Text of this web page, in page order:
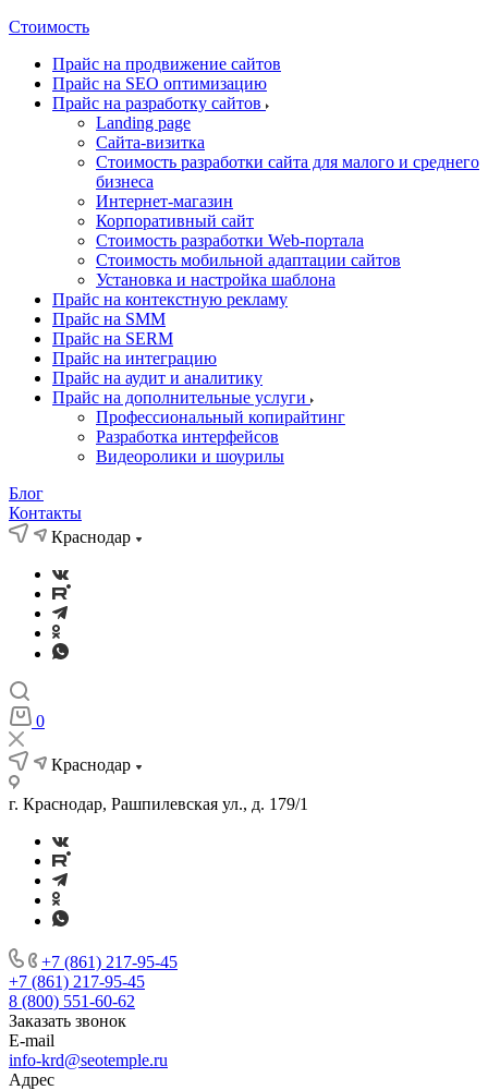
Стоимость
Прайс на продвижение сайтов
Прайс на SEO оптимизацию
Прайс на разработку сайтов
Landing page
Cайта-визитка
Стоимость разработки сайта для малого и среднего
бизнеса
Интернет-магазин
Корпоративный сайт
Стоимость разработки Web-портала
Стоимость мобильной адаптации сайтов
Установка и настройка шаблона
Прайс на контекстную рекламу
Прайс на SMM
Прайс на SERM
Прайс на интеграцию
Прайс на аудит и аналитику
Прайс на дополнительные услуги
Профессиональный копирайтинг
Разработка интерфейсов
Видеоролики и шоурилы
Блог
Контакты
Краснодар
0
Краснодар
г. Краснодар, Рашпилевская ул., д. 179/1
+7 (861) 217-95-45
+7 (861) 217-95-45
8 (800) 551-60-62
Заказать звонок
E-mail
info-krd@seotemple.ru
Адрес